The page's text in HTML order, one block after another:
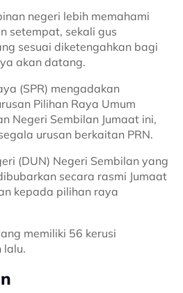
negeri lebih memahami
setempat, sekali gus
sesuai diketengahkan bagi
akan datang.
(SPR) mengadakan
Pilihan Raya Umum
Negeri Sembilan Jumaat ini,
urusan berkaitan PRN.
(DUN) Negeri Sembilan yang
secara rasmi Jumaat
kepada pilihan raya
memiliki 56 kerusi
lalu.